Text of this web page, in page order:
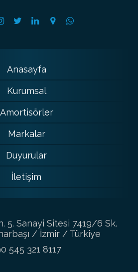
Anasayfa
Kurumsal
Amortisörler
Markalar
Duyurular
İletişim
5. Sanayi Sitesi 7419/6 Sk.
/ İzmir / Türkiye
545 321 8117